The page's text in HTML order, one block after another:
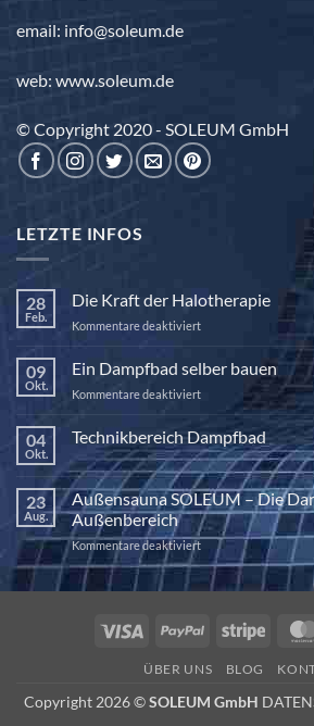
email: info@soleum.de
web: www.soleum.de
© Copyright 2020 - SOLEUM GmbH
LETZTE INFOS
28
Feb.
Die Kraft der Halotherapie
Kommentare deaktiviertfür
Kraft
Halotherapie
09
Okt.
Ein Dampfbad selber bauen
Kommentare deaktiviertfür
Dampfbad
selber
bauen
04
Okt.
Technikbereich Dampfbad
Keine
Kommentare
zu
Technikbereich
Dampfbad
23
Aug.
Außensauna SOLEUM – Die
Außenbereich
Kommentare deaktiviertfür
Außensauna
SOLEUM
Dampfsauna
den
Visa PayPal Stripe
ÜBER UNS BLOG
Copyright 2026 ©SOLEUM GmbH